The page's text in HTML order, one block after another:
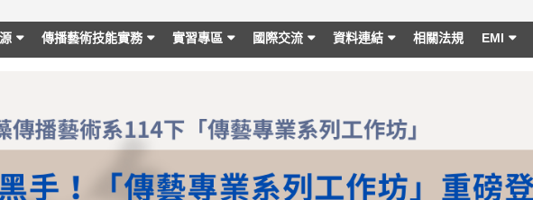
傳播藝術技能實務 實習專區 國際交流 資料連結 相關法規 EMI